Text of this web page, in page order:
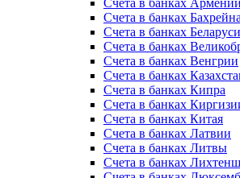
Счета в банках Армении
Счета в банках Бахрейна
Счета в банках Беларуси
Счета в банках
Счета в банках Венгрии
Счета в банках
Счета в банках Кипра
Счета в банках
Счета в банках Китая
Счета в банках Латвии
Счета в банках Литвы
Счета в банках